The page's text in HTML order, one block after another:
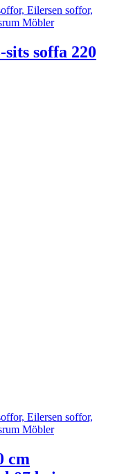
Eilersen soffor,
Möbler
soffa 220
Eilersen soffor,
Möbler
cm